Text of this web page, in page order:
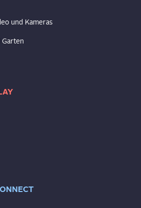
und Kameras
Garten